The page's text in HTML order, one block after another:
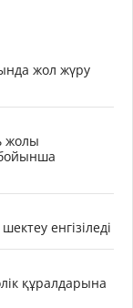
жол жүру
жолы
енгізіледі
құралдарына